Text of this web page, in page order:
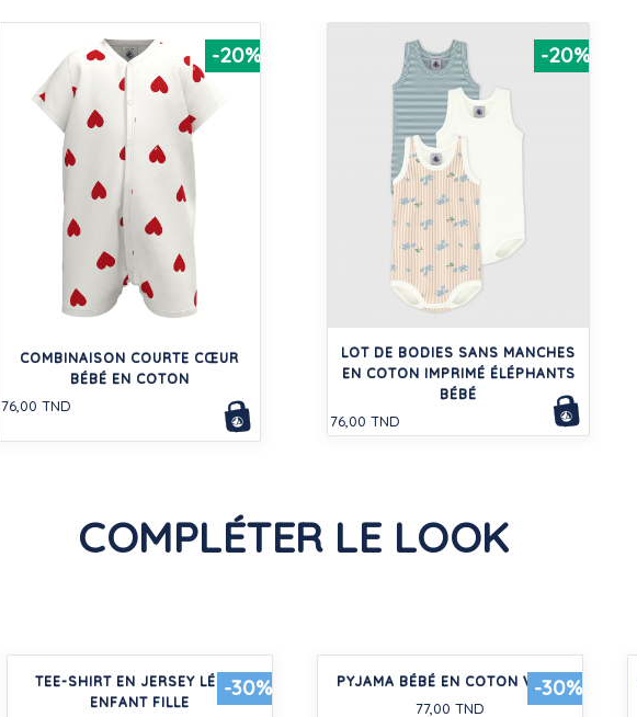
-20%
COMBINAISON COURTE CŒUR
BÉBÉ EN COTON
76,00 TND
-20%
LOT DE BODIES SANS MANCHES
EN COTON IMPRIMÉ ÉLÉPHANTS
BÉBÉ
76,00 TND
COMPLÉTER LE LOOK
-30%
TEE-SHIRT EN JERSEY LÉGER
ENFANT FILLE
-30%
PYJAMA BÉBÉ EN COTON VANS
77,00 TND